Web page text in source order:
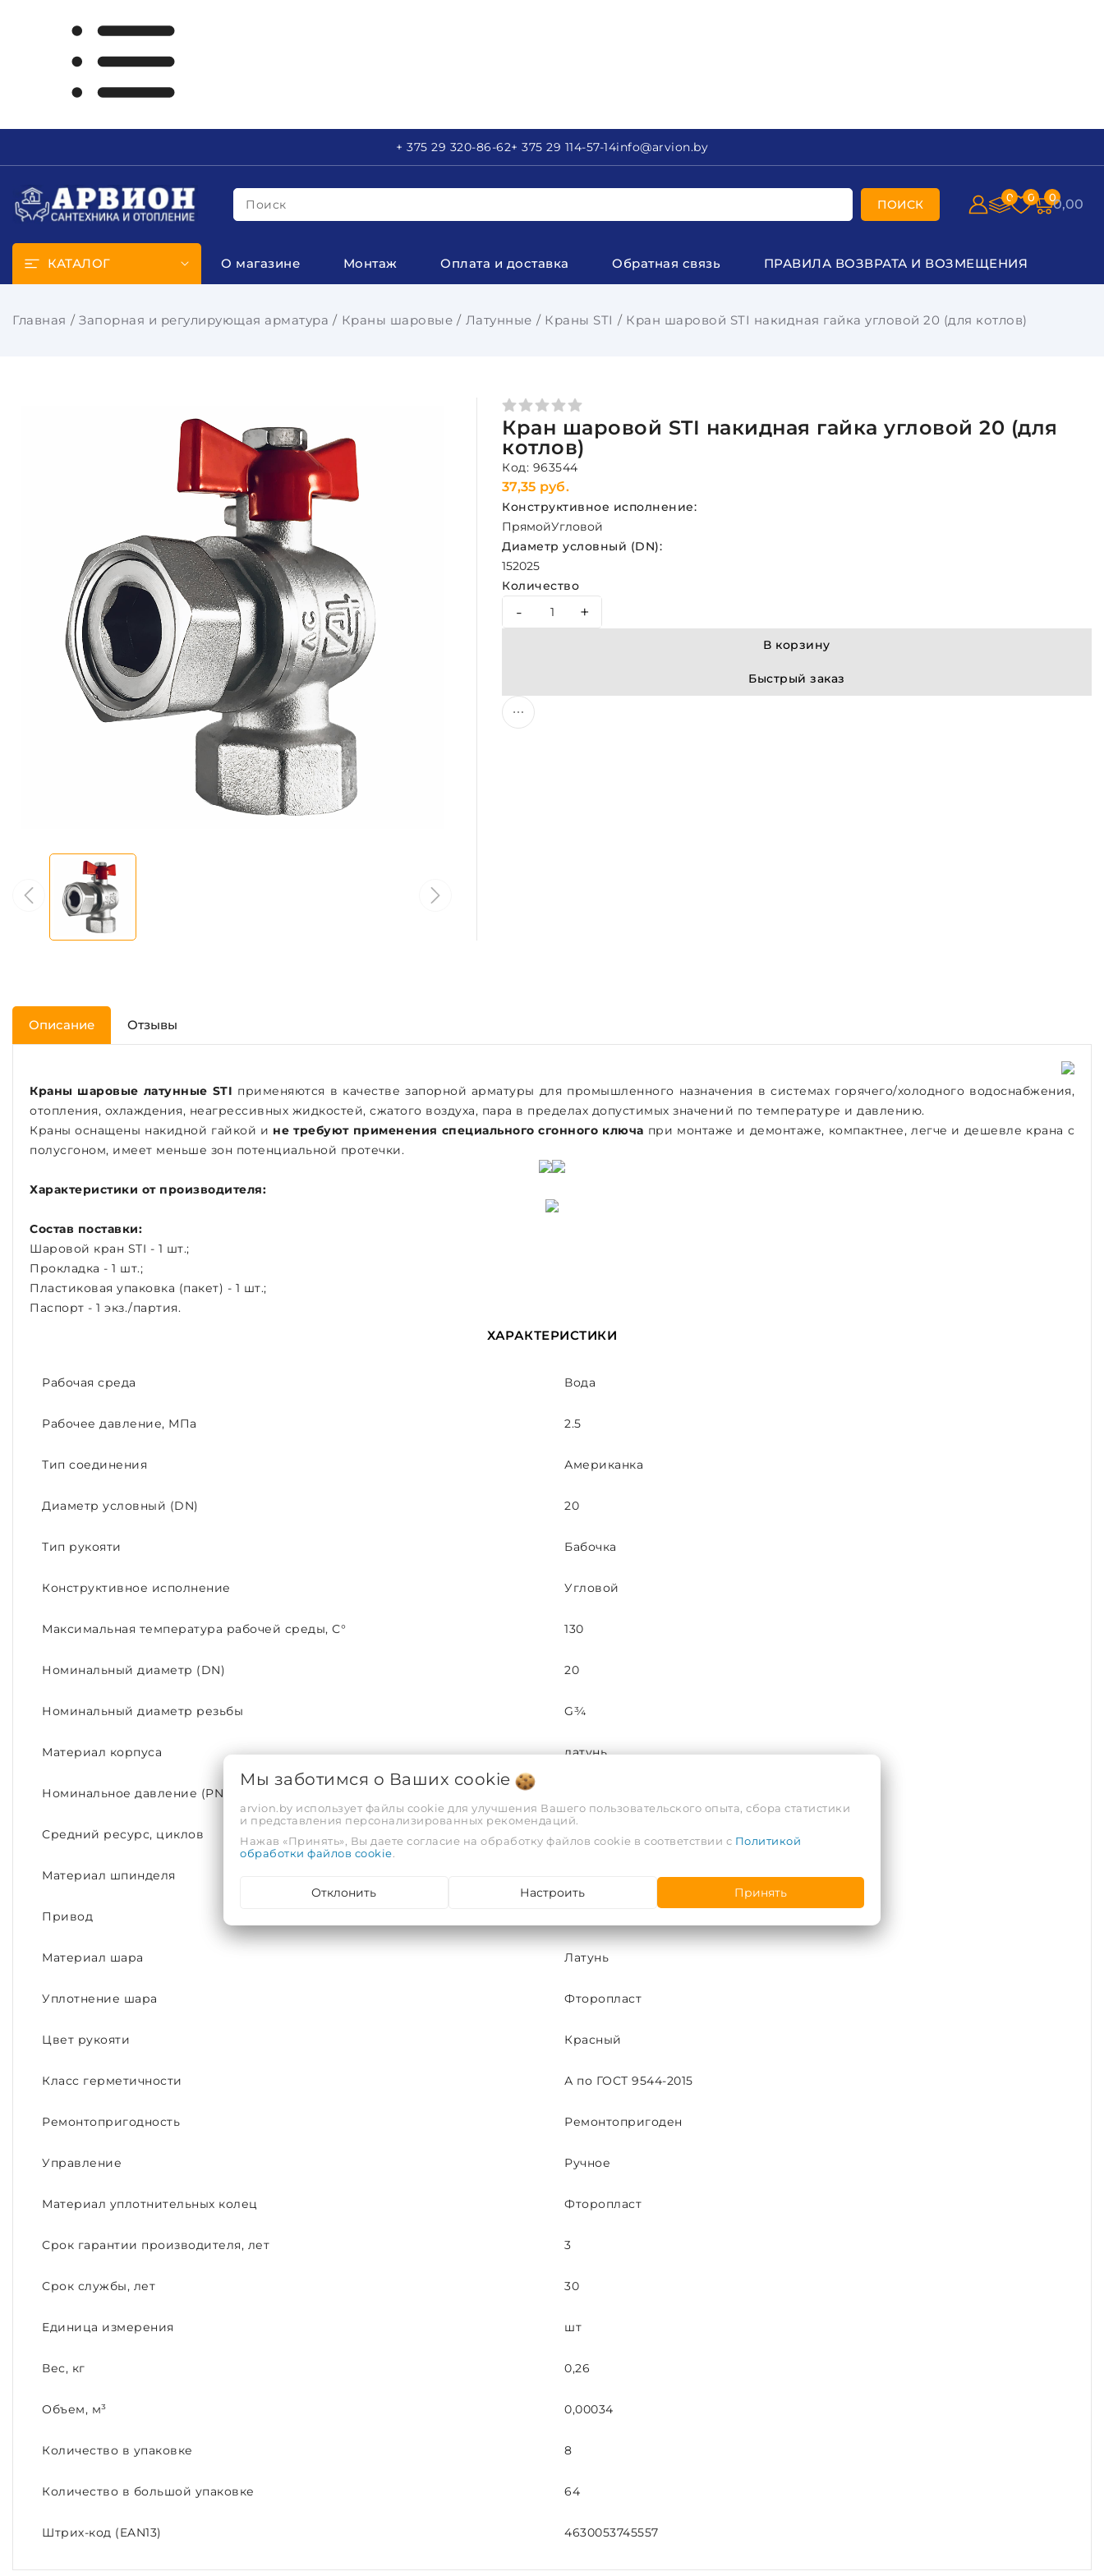
+ 375 29 320-86-62+ 375 29 114-57-14info@arvion.by
Поиск ПОИСК 0 0 00,00
КАТАЛОГ О магазине Монтаж Оплата и доставка Обратная связь ПРАВИЛА ВОЗВРАТА И ВОЗМЕЩЕНИЯ
Главная Запорная и регулирующая арматура Краны шаровые Латунные Краны STI Кран шаровой STI накидная гайка угловой 20 (для котлов)
Кран шаровой STI накидная гайка угловой 20 (для
котлов)
Код: 963544
37,35 руб.
Конструктивное исполнение:
ПрямойУгловой
Диаметр условный (DN):
152025
Количество
- +
В корзину
Быстрый заказ
Описание Отзывы
Краны шаровые латунные STI применяются в качестве запорной арматуры для промышленного назначения в системах горячего/холодного водоснабжения,
отопления, охлаждения, неагрессивных жидкостей, сжатого воздуха, пара в пределах допустимых значений по температуре и давлению.
Краны оснащены накидной гайкой и не требуют применения специального сгонного ключа при монтаже и демонтаже, компактнее, легче и дешевле крана с
полусгоном, имеет меньше зон потенциальной протечки.
Характеристики от производителя:
Состав поставки:
Шаровой кран STI - 1 шт.;
Прокладка - 1 шт.;
Пластиковая упаковка (пакет) - 1 шт.;
Паспорт - 1 экз./партия.
ХАРАКТЕРИСТИКИ
Рабочая среда Вода
Рабочее давление, МПа 2.5
Тип соединения Американка
Диаметр условный (DN) 20
Тип рукояти Бабочка
Конструктивное исполнение Угловой
Максимальная температура рабочей среды, С° 130
Номинальный диаметр (DN) 20
Номинальный диаметр резьбы G¾
Материал корпуса латунь
Номинальное давление (PN)
Средний ресурс, циклов 55000
Материал шпинделя
Привод
Материал шара Латунь
Уплотнение шара Фторопласт
Цвет рукояти Красный
Класс герметичности А по ГОСТ 9544-2015
Ремонтопригодность Ремонтопригоден
Управление Ручное
Материал уплотнительных колец Фторопласт
Срок гарантии производителя, лет 3
Срок службы, лет 30
Единица измерения шт
Вес, кг 0,26
Объем, м³ 0,00034
Количество в упаковке 8
Количество в большой упаковке 64
Штрих-код (EAN13) 4630053745557
Мы заботимся о Ваших cookie
arvion.by использует файлы cookie для улучшения Вашего пользовательского опыта, сбора статистики
и представления персонализированных рекомендаций.
Нажав «Принять», Вы даете согласие на обработку файлов cookie в соответствии с Политикой
обработки файлов cookie.
Отклонить Настроить Принять